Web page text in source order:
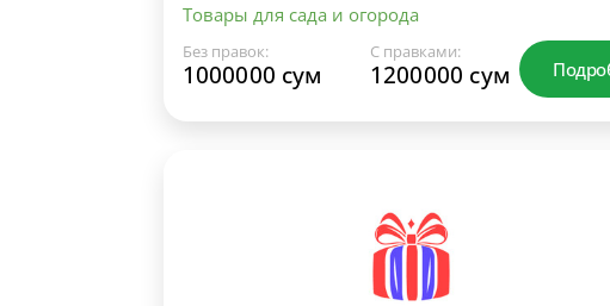
Товары для сада и огорода
Без правок:
1000000 сум
С правками:
1200000 сум